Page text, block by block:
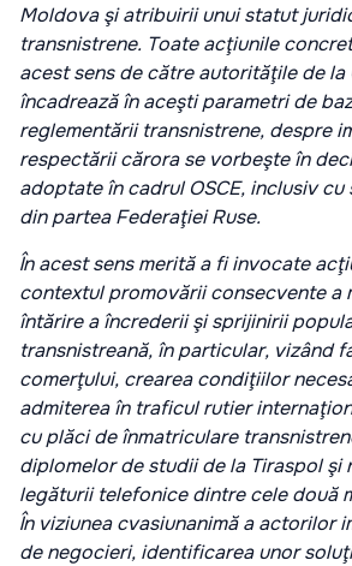
Moldova şi atribuirii unui statut
transnistrene. Toate acţiunile
acest sens de către autorităţile de la
încadrează în aceşti parametri de
reglementării transnistrene, despre
respectării cărora se vorbeşte în
adoptate în cadrul OSCE, inclusiv cu
din partea Federaţiei Ruse.
În acest sens merită a fi invocate
contextul promovării consecvente a
întărire a încrederii şi sprijinirii
transnistreană, în particular, vizând
comerţului, crearea condiţiilor
admiterea în traficul rutier
cu plăci de înmatriculare
diplomelor de studii de la Tiraspol şi
legăturii telefonice dintre cele două
În viziunea cvasiunanimă a actorilor
de negocieri, identificarea unor